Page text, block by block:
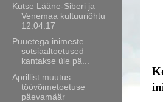
Kutse Lääne-Siberi ja
Venemaa kultuuriõhtu
12.04.17
Puuetega inimeste
sotsiaaltoetused
kantakse üle pä...
Aprillist muutus
töövõimetoetuse
päevamäär